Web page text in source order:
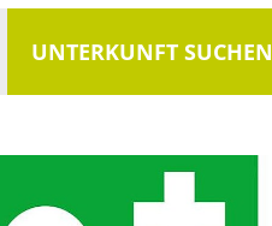
UNTERKUNFT SUCHEN